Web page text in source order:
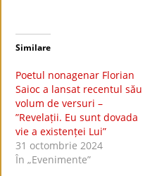
Similare
Poetul nonagenar Florian
Saioc a lansat recentul său
volum de versuri –
”Revelații. Eu sunt dovada
vie a existenței Lui”
31 octombrie 2024
În „Evenimente”